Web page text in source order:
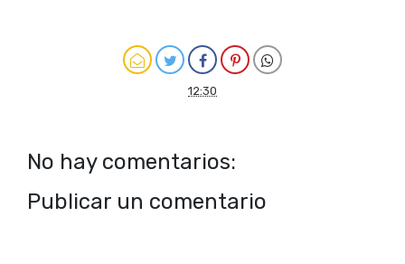
12:30
No hay comentarios:
Publicar un comentario